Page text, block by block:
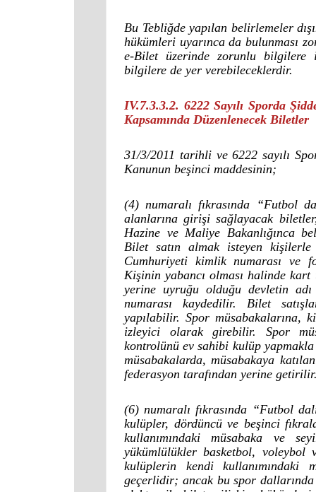
Bu Tebliğde yapılan belirlemeler
hükümleri uyarınca da bulunması
e-Bilet üzerinde zorunlu bilgilere
bilgilere de yer verebileceklerdir.
IV.7.3.3.2. 6222 Sayılı Sporda
Kapsamında Düzenlenecek Biletler
31/3/2011 tarihli ve 6222 sayılı
Kanunun beşinci maddesinin;
(4) numaralı fıkrasında “Futbol
alanlarına girişi sağlayacak
Hazine ve Maliye Bakanlığınca
Bilet satın almak isteyen
Cumhuriyeti kimlik numarası ve
Kişinin yabancı olması halinde
yerine uyruğu olduğu devletin
numarası kaydedilir. Bilet
yapılabilir. Spor müsabakalarına,
izleyici olarak girebilir. Spor
kontrolünü ev sahibi kulüp
müsabakalarda, müsabakaya
federasyon tarafından yerine
(6) numaralı fıkrasında “Futbol
kulüpler, dördüncü ve beşinci
kullanımındaki müsabaka ve
yükümlülükler basketbol,
kulüplerin kendi kullanımındaki
geçerlidir; ancak bu spor